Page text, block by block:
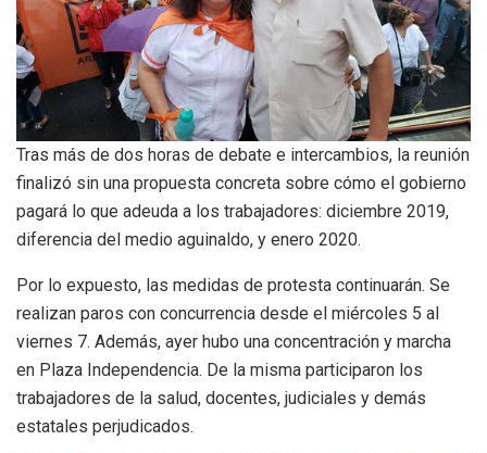
Tras más de dos horas de debate e intercambios, la reunión
finalizó sin una propuesta concreta sobre cómo el gobierno
pagará lo que adeuda a los trabajadores: diciembre 2019,
diferencia del medio aguinaldo, y enero 2020.
Por lo expuesto, las medidas de protesta continuarán. Se
realizan paros con concurrencia desde el miércoles 5 al
viernes 7. Además, ayer hubo una concentración y marcha
en Plaza Independencia. De la misma participaron los
trabajadores de la salud, docentes, judiciales y demás
estatales perjudicados.